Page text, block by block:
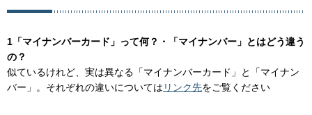
1「マイナンバーカード」って何？・「マイナンバー」とはどう違う
の？
似ているけれど、実は異なる「マイナンバーカード」と「マイナン
バー」。それぞれの違いについては リンク先をご覧ください